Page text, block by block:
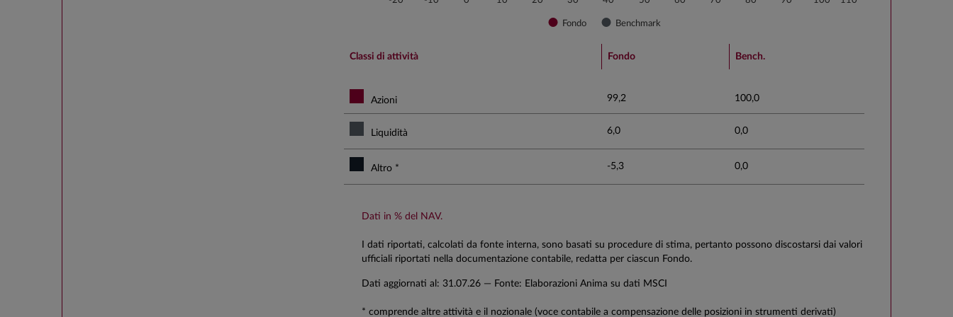
Fondo Benchmark
End of interactive chart.
Classi di attività Fondo Bench.
Azioni 99,2 100,0
Liquidità 6,0 0,0
Altro * -5,3 0,0
Dati in % del NAV.
I dati riportati, calcolati da fonte interna, sono basati su procedure di stima, pertanto possono discostarsi dai valori
ufficiali riportati nella documentazione contabile, redatta per ciascun Fondo.
Dati aggiornati al: 31.07.26— Fonte: Elaborazioni Anima su dati MSCI
* comprende altre attività e il nozionale (voce contabile a compensazione delle posizioni in strumenti derivati)